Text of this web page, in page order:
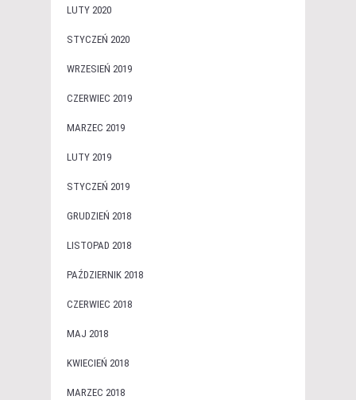
LUTY 2020
STYCZEŃ 2020
WRZESIEŃ 2019
CZERWIEC 2019
MARZEC 2019
LUTY 2019
STYCZEŃ 2019
GRUDZIEŃ 2018
LISTOPAD 2018
PAŹDZIERNIK 2018
CZERWIEC 2018
MAJ 2018
KWIECIEŃ 2018
MARZEC 2018